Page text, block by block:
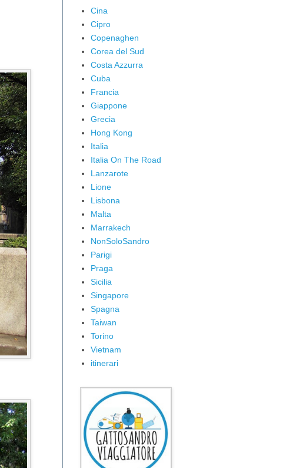
Cina
Cipro
Copenaghen
Corea del Sud
Costa Azzurra
Cuba
Francia
Giappone
Grecia
Hong Kong
Italia
Italia On The Road
Lanzarote
Lione
Lisbona
Malta
Marrakech
NonSoloSandro
Parigi
Praga
Sicilia
Singapore
Spagna
Taiwan
Torino
Vietnam
itinerari